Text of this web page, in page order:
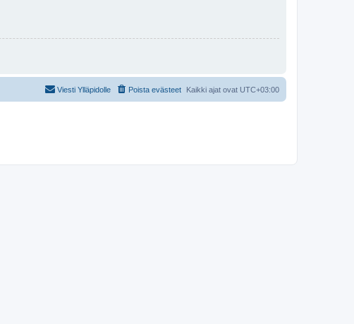
Kaikki ajat ovat UTC+03:00
Poista evästeet
Viesti Ylläpidolle